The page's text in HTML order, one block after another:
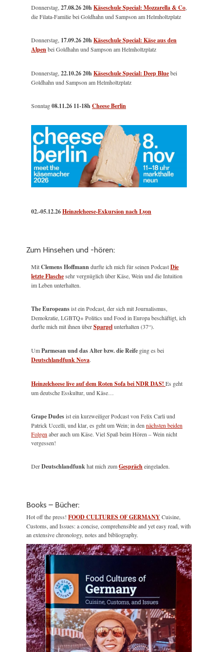
Donnerstag,27.08.26 20hKäseschule Special: Mozzarella & Co,
die Filata-Familie bei Goldhahn und Sampson am Helmholtzplatz
Donnerstag, 17.09.26 20hKäseschule Special: Käse aus den
Alpenbei Goldhahn und Sampson am Helmholtzplatz
Donnerstag,22.10.26 20hKäseschule Special: Deep Bluebei
Goldhahn und Sampson am Helmholtzplatz
Sonntag08.11.26 11-18hCheese Berlin
02.-05.12.26Heinzelcheese-Exkursion nach Lyon
Zum Hinsehen und -hören:
MitClemens Hoffmanndurfte ich mich für seinen PodcastDie
letzte Flaschesehr vergnüglich über Käse, Wein und die Intuition
im Leben unterhalten.
The Europeansist ein Podcast, der sich mit Journalismus,
Demokratie, LGBTQ+ Politics und Food in Europa beschäftigt, ich
durfte mich mit ihnen überSpargelunterhalten (37“).
UmParmesan und das Alter bzw. die Reife ging es bei
Deutschlandfunk Nova.
Heinzelcheese live auf dem Roten Sofa bei NDR DAS! Es geht
um deutsche Esskultur, und Käse…
Grape Dudesist ein kurzweiliger Podcast von Felix Carli und
Patrick Uccelli, und klar, es geht um Wein; in den nächsten beiden
Folgen aber auch um Käse. Viel Spaß beim Hören – Wein nicht
vergessen!
DerDeutschlandfunkhat mich zumGesprächeingeladen.
Books – Bücher:
Hot off the press! FOOD CULTURES OF GERMANYCuisine,
Customs, and Issues: a concise, comprehensible and yet easy read, with
an extensive chronology, notes and bibliography.